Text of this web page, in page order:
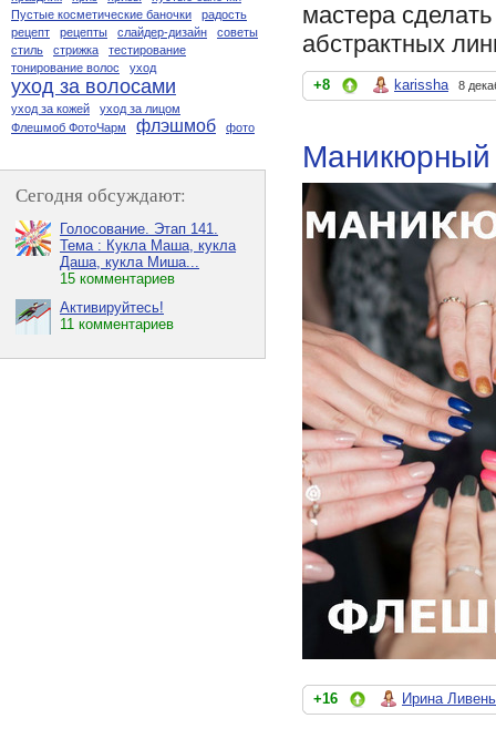
мастера
абстрактных
+8 karissha 8
+16 Ирина Ливень
Пустые косметические баночки
радость
рецепт
рецепты слайдер-дизайн
советы
стиль
стрижка
тестирование
тонирование волос
уход
уход за волосами
уход за кожей
уход за лицом
Флешмоб ФотоЧарм
флэшмоб фото
Сегодня обсуждают:
Голосование. Этап 141.
Тема : Кукла Маша, кукла
Даша, кукла Миша...
15 комментариев
Активируйтесь!
11 комментариев